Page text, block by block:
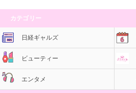
カテゴリー
日経ギャルズ
ビューティー
エンタメ